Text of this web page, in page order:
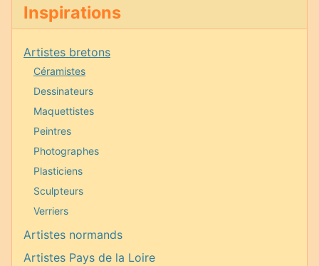
Inspirations
Artistes bretons
Céramistes
Dessinateurs
Maquettistes
Peintres
Photographes
Plasticiens
Sculpteurs
Verriers
Artistes normands
Artistes Pays de la Loire